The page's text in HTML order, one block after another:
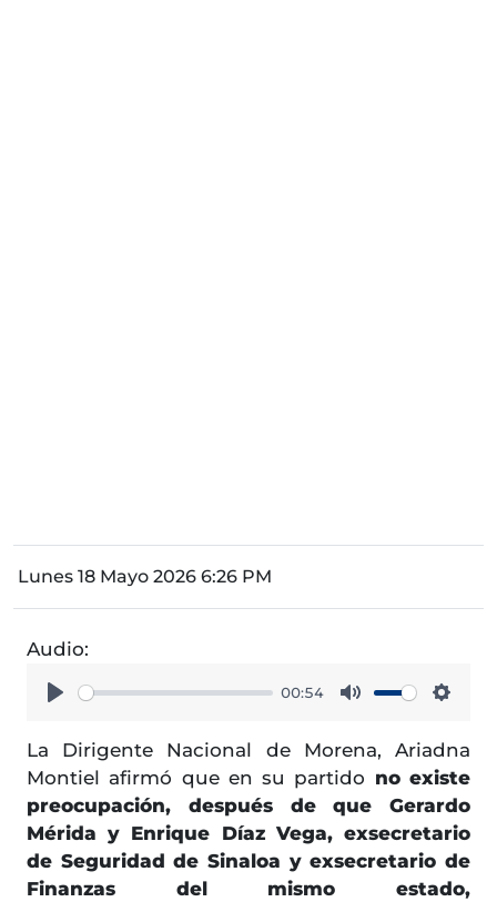
Lunes 18 Mayo 2026 6:26 PM
Audio:
00:54
La Dirigente Nacional de Morena, Ariadna
Montiel afirmó que en su partido no existe
preocupación, después de que Gerardo
Mérida y Enrique Díaz Vega, exsecretario
de Seguridad de Sinaloa y exsecretario de
Finanzas del mismo estado,